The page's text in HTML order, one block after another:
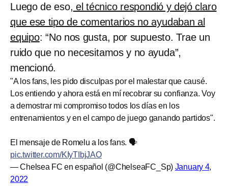
Luego de eso, el técnico respondió y dejó claro
que ese tipo de comentarios no ayudaban al
equipo: “No nos gusta, por supuesto. Trae un
ruido que no necesitamos y no ayuda”,
mencionó.
"A los fans, les pido disculpas por el malestar que causé.
Los entiendo y ahora está en mí recobrar su confianza. Voy
a demostrar mi compromiso todos los días en los
entrenamientos y en el campo de juego ganando partidos".
El mensaje de Romelu a los fans. 🗣️
pic.twitter.com/KIyTIbjJAO
— Chelsea FC en español (@ChelseaFC_Sp) January 4,
2022